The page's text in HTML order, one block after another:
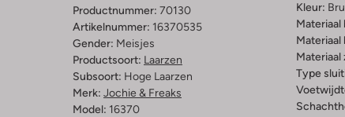
Productnummer: 70130
Artikelnummer: 16370535
Gender: Meisjes
Productsoort: Laarzen
Subsoort: Hoge Laarzen
Merk: Jochie & Freaks
Model: 16370
Kleur:
Materiaal
Materiaal
Materiaal
Type